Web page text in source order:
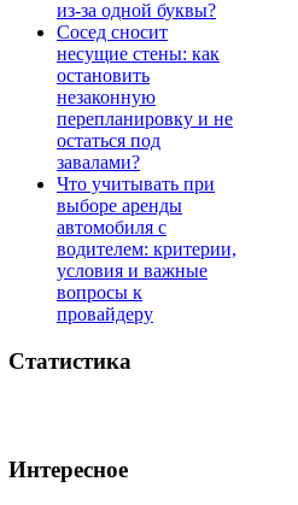
из-за одной буквы?
Сосед сносит
несущие стены: как
остановить
незаконную
перепланировку и не
остаться под
завалами?
Что учитывать при
выборе аренды
автомобиля с
водителем: критерии,
условия и важные
вопросы к
провайдеру
Статистика
Интересное